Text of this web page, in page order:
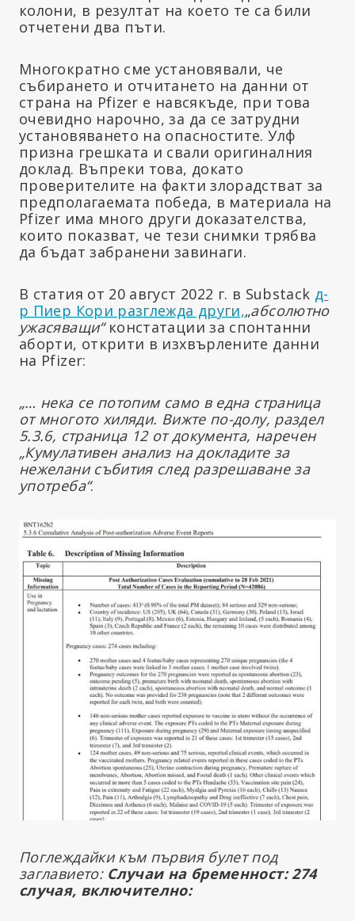
колони, в резултат на което те са били
отчетени два пъти.
Многократно сме установявали, че
събирането и отчитането на данни от
страна на Pfizer е навсякъде, при това
очевидно нарочно, за да се затрудни
установяването на опасностите. Улф
призна грешката и свали оригиналния
доклад. Въпреки това, докато
проверителите на факти злорадстват за
предполагаемата победа, в материала на
Pfizer има много други доказателства,
които показват, че тези снимки трябва
да бъдат забранени завинаги.
В статия от 20 август 2022 г. в Substack д-
р Пиер Кори разглежда други,„абсолютно
ужасяващи“констатации за спонтанни
аборти, открити в изхвърлените данни
на Pfizer:
„… нека се потопим само в една страница
от многото хиляди. Вижте по-долу, раздел
5.3.6, страница 12 от документа, наречен
„Кумулативен анализ на докладите за
нежелани събития след разрешаване за
употреба“.
Поглеждайки към първия булет под
заглавието: Случаи на бременност: 274
случая, включително: